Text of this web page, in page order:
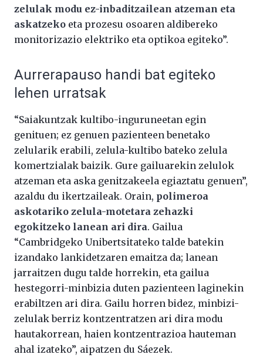
zelulak modu ez-inbaditzailean atzeman eta
askatzeko eta prozesu osoaren aldibereko
monitorizazio elektriko eta optikoa egiteko”.
Aurrerapauso handi bat egiteko
lehen urratsak
“Saiakuntzak kultibo-inguruneetan egin
genituen; ez genuen pazienteen benetako
zelularik erabili, zelula-kultibo bateko zelula
komertzialak baizik. Gure gailuarekin zelulok
atzeman eta aska genitzakeela egiaztatu genuen”,
azaldu du ikertzaileak. Orain, polimeroa
askotariko zelula-motetara zehazki
egokitzeko lanean ari dira. Gailua
“Cambridgeko Unibertsitateko talde batekin
izandako lankidetzaren emaitza da; lanean
jarraitzen dugu talde horrekin, eta gailua
hestegorri-minbizia duten pazienteen laginekin
erabiltzen ari dira. Gailu horren bidez, minbizi-
zelulak berriz kontzentratzen ari dira modu
hautakorrean, haien kontzentrazioa hauteman
ahal izateko”, aipatzen du Sáezek.